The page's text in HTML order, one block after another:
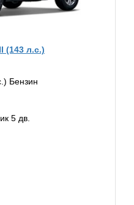
(143 л.с.)
Бензин
5 дв.